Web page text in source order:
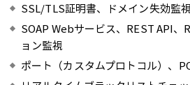
SSL/TLS証明書、ドメイン失効監視
SOAP Webサービス、REST API、
ョン監視
ポート（カスタムプロトコル）、